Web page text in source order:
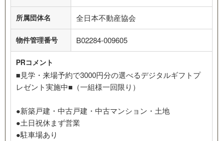
所属団体名 全日本不動産協会
物件管理番号 B02284-009605
PRコメント
■見学・来場予約で3000円分の選べるデジタルギフトプ
レゼント実施中■（一組様一回限り）
●新築戸建・中古戸建・中古マンション・土地
●土日祝休まず営業
●駐車場あり